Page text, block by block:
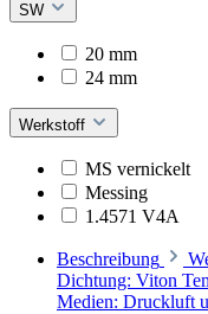
SW
20 mm
24 mm
Werkstoff
MS vernickelt
Messing
1.4571 V4A
Beschreibung
Dichtung: Viton
Medien: Druckluft